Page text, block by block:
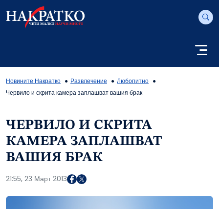
Новините Накратко Развлечение
Любопитно
Червило и скрита камера заплашват вашия брак
ЧЕРВИЛО И СКРИТА
КАМЕРА ЗАПЛАШВАТ
ВАШИЯ БРАК
21:55, 23 Март 2013